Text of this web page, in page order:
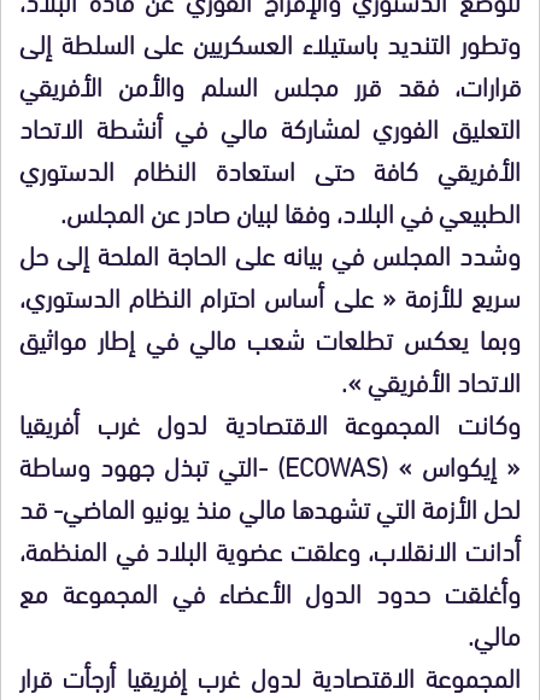
وتطور التنديد باستيلاء العسكريين على السلطة إلى
قرارات، فقد قرر مجلس السلم والأمن الأفريقي
التعليق الفوري لمشاركة مالي في أنشطة الاتحاد
الأفريقي كافة حتى استعادة النظام الدستوري
الطبيعي في البلاد، وفقا لبيان صادر عن المجلس.
وشدد المجلس في بيانه على الحاجة الملحة إلى حل
سريع للأزمة « على أساس احترام النظام الدستوري،
وبما يعكس تطلعات شعب مالي في إطار مواثيق
الاتحاد الأفريقي ».
وكانت المجموعة الاقتصادية لدول غرب أفريقيا
« إيكواس » (ECOWAS) -التي تبذل جهود وساطة
لحل الأزمة التي تشهدها مالي منذ يونيو الماضي- قد
أدانت الانقلاب، وعلقت عضوية البلاد في المنظمة،
وأغلقت حدود الدول الأعضاء في المجموعة مع
مالي.
المجموعة الاقتصادية لدول غرب إفريقيا أرجأت قرار